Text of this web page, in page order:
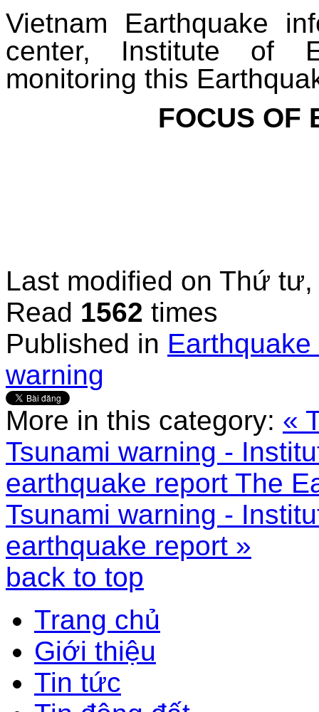
Vietnam Earthquake
center, Institute of
monitoring this
FOCUS OF
Last modified on Thứ tư,
Read 1562 times
Published in
warning
More in this category: «
Tsunami warning -
earthquake report The
Tsunami warning -
earthquake report »
back to top
Trang chủ
Giới thiệu
Tin tức